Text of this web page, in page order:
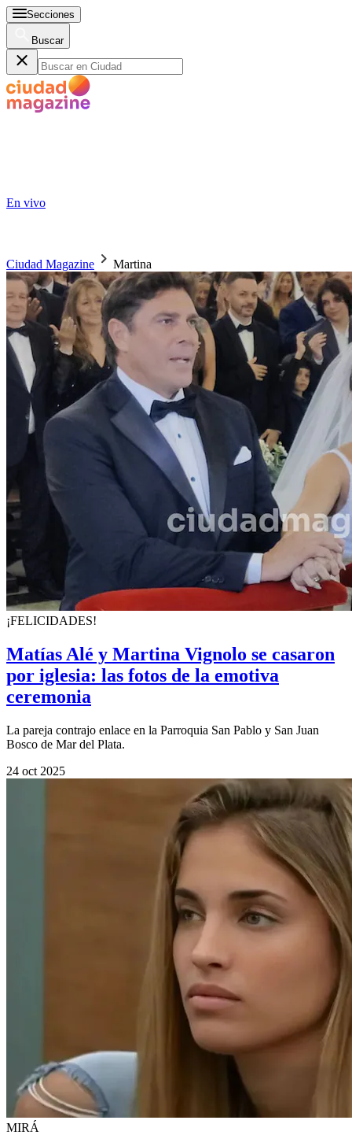
Secciones
Buscar
En vivo
Ciudad Magazine Martina
¡FELICIDADES!
Matías Alé y Martina Vignolo se casaron
por iglesia: las fotos de la emotiva
ceremonia
La pareja contrajo enlace en la Parroquia San Pablo y San Juan
Bosco de Mar del Plata.
24 oct 2025
MIRÁ